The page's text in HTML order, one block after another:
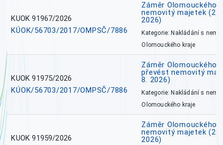
KUOK 91967/2026
KÚOK/56703/2017/OMPSČ/7886
Záměr Olomouckého
nemovitý majetek
2026)
Kategorie: Nakládání s
Olomouckého kraje
KUOK 91975/2026
KÚOK/56703/2017/OMPSČ/7886
Záměr Olomouckého
převést nemovitý
8. 2026)
Kategorie: Nakládání s
Olomouckého kraje
KUOK 91959/2026
Záměr Olomouckého
nemovitý majetek
2026)